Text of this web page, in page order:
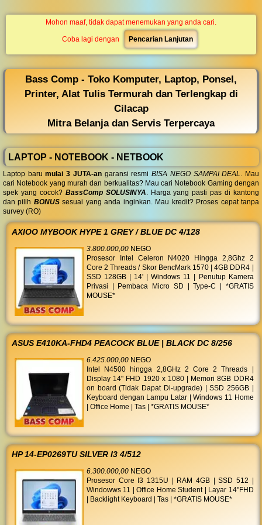
Mohon maaf, tidak dapat menemukan yang anda cari.
Coba lagi dengan Pencarian Lanjutan
Bass Comp - Toko Komputer, Laptop, Ponsel,
Printer, Alat Tulis Termurah dan Terlengkap di
Cilacap
Mitra Belanja dan Servis Terpercaya
LAPTOP - NOTEBOOK - NETBOOK
Laptop barumulai 3 JUTA-angaransi resmiBISA NEGO SAMPAI DEAL. Mau
cari Notebook yang murah dan berkualitas? Mau cari Notebook Gaming dengan
spek yang cocok? BassComp SOLUSINYA. Harga yang pasti pas di kantong
dan pilih BONUSsesuai yang anda inginkan. Mau kredit? Proses cepat tanpa
survey (RO)
AXIOO MYBOOK HYPE 1 GREY / BLUE DC 4/128
3.800.000,00 NEGO
Prosesor Intel Celeron N4020 Hingga 2,8Ghz 2
Core 2 Threads / Skor BencMark 1570 | 4GB DDR4 |
SSD 128GB | 14' | Windows 11 | Penutup Kamera
Privasi | Pembaca Micro SD | Type-C | *GRATIS
MOUSE*
ASUS E410KA-FHD4 PEACOCK BLUE | BLACK DC 8/256
6.425.000,00 NEGO
Intel N4500 hingga 2,8GHz 2 Core 2 Threads |
Display 14" FHD 1920 x 1080 | Memori 8GB DDR4
on board (Tidak Dapat Di-upgrade) | SSD 256GB |
Keyboard dengan Lampu Latar | Windows 11 Home
| Office Home | Tas | *GRATIS MOUSE*
HP 14-EP0269TU SILVER I3 4/512
6.300.000,00 NEGO
Prosesor Core I3 1315U | RAM 4GB | SSD 512 |
Windowws 11 | Office Home Student | Layar 14"FHD
| Backlight Keyboard | Tas | *GRATIS MOUSE*